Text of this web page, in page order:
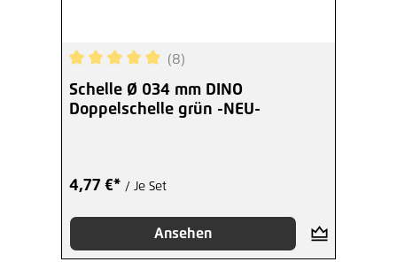
Durchschnittliche Bewertung von 4.88 von 5
(8)
Schelle Ø 034 mm DINO
Doppelschelle grün -NEU-
4,77 €* / Je Set
Ansehen